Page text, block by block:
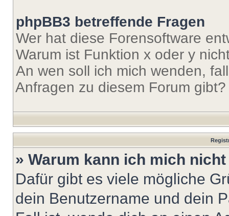
phpBB3 betreffende Fragen
Wer hat diese Forensoftware
Warum ist Funktion x oder y
An wen soll ich mich wenden,
Anfragen zu diesem Forum gibt?
» Warum kann ich mich
Dafür gibt es viele mögliche
dein Benutzername und dein